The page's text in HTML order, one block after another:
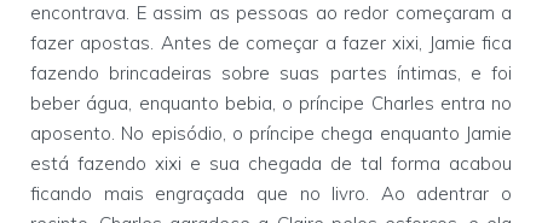
encontrava. E assim as pessoas ao redor começaram a
fazer apostas. Antes de começar a fazer xixi, Jamie fica
fazendo brincadeiras sobre suas partes íntimas, e foi
beber água, enquanto bebia, o príncipe Charles entra no
aposento. No episódio, o príncipe chega enquanto Jamie
está fazendo xixi e sua chegada de tal forma acabou
ficando mais engraçada que no livro. Ao adentrar o